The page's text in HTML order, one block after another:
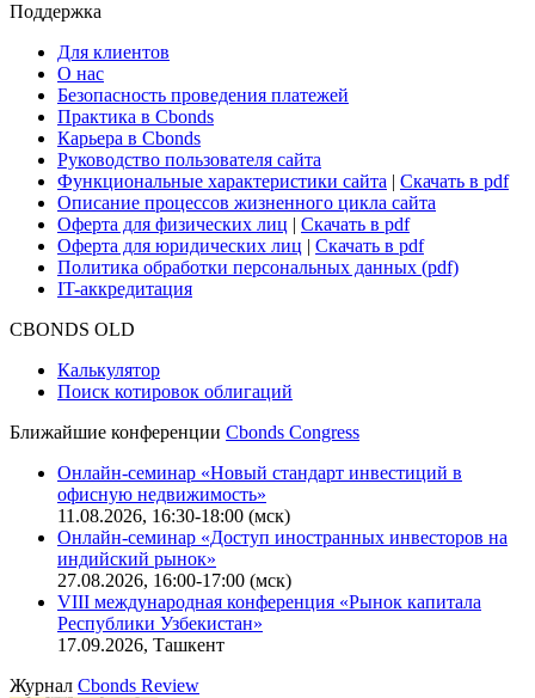
Поддержка
Для клиентов
О нас
Безопасность проведения платежей
Практика в Cbonds
Карьера в Cbonds
Руководство пользователя сайта
Функциональные характеристики сайта | Скачать в pdf
Описание процессов жизненного цикла сайта
Оферта для физических лиц | Скачать в pdf
Оферта для юридических лиц | Скачать в pdf
Политика обработки персональных данных (pdf)
IT-аккредитация
CBONDS OLD
Калькулятор
Поиск котировок облигаций
Ближайшие конференции Cbonds Congress
Онлайн-семинар «Новый стандарт инвестиций в
офисную недвижимость»
11.08.2026, 16:30-18:00 (мск)
Онлайн-семинар «Доступ иностранных инвесторов на
индийский рынок»
27.08.2026, 16:00-17:00 (мск)
VIII международная конференция «Рынок капитала
Республики Узбекистан»
17.09.2026, Ташкент
Журнал Cbonds Review